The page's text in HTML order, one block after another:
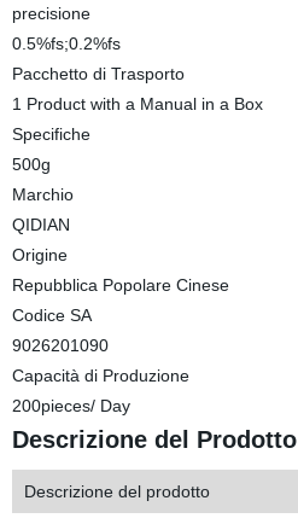
precisione
0.5%fs;0.2%fs
Pacchetto di Trasporto
1 Product with a Manual in a Box
Specifiche
500g
Marchio
QIDIAN
Origine
Repubblica Popolare Cinese
Codice SA
9026201090
Capacità di Produzione
200pieces/ Day
Descrizione del Prodotto
Descrizione del prodotto